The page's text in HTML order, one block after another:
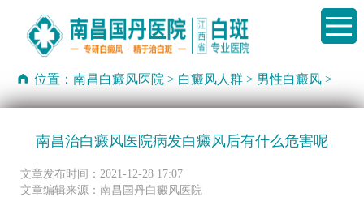
位置：南昌白癜风医院 > 白癜风人群 > 男性白癜风 >
南昌治白癜风医院病发白癜风后有什么危害呢
文章发布时间：2021-12-28 17:07
文章编辑来源：南昌国丹白癜风医院